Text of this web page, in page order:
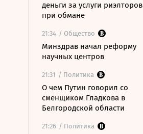
деньги за услуги риэлторов
при обмане
21:34 / Общество
Минздрав начал реформу
научных центров
21:31 / Политика
О чем Путин говорил со
сменщиком Гладкова в
Белгородской области
21:26 / Политика